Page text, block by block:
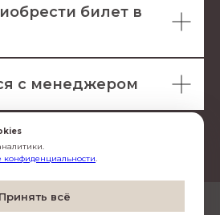
конфиденциальности.
Принять всё
Согласен(-на) собработкой данных
Согласен(-на) на
билет в
с менеджером